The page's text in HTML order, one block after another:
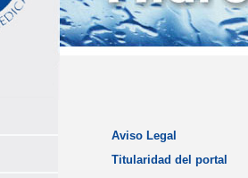
Aviso Legal
Titularidad del portal